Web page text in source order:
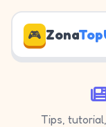
🎮 Zona
Tips,